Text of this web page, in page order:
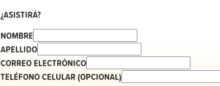
¿ASISTIRÁ?
NOMBRE
APELLIDO
CORREO ELECTRÓNICO
TELÉFONO CELULAR (OPCIONAL)